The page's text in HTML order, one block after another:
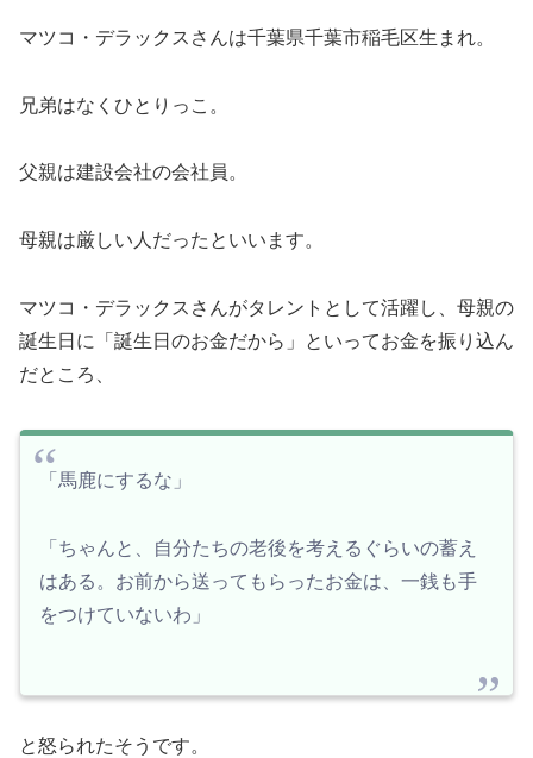
マツコ・デラックスさんは千葉県千葉市稲毛区生まれ。
兄弟はなくひとりっこ。
父親は建設会社の会社員。
母親は厳しい人だったといいます。
マツコ・デラックスさんがタレントとして活躍し、母親の
誕生日に「誕生日のお金だから」といってお金を振り込ん
だところ、
「馬鹿にするな」
「ちゃんと、自分たちの老後を考えるぐらいの蓄え
はある。お前から送ってもらったお金は、一銭も手
をつけていないわ」
と怒られたそうです。